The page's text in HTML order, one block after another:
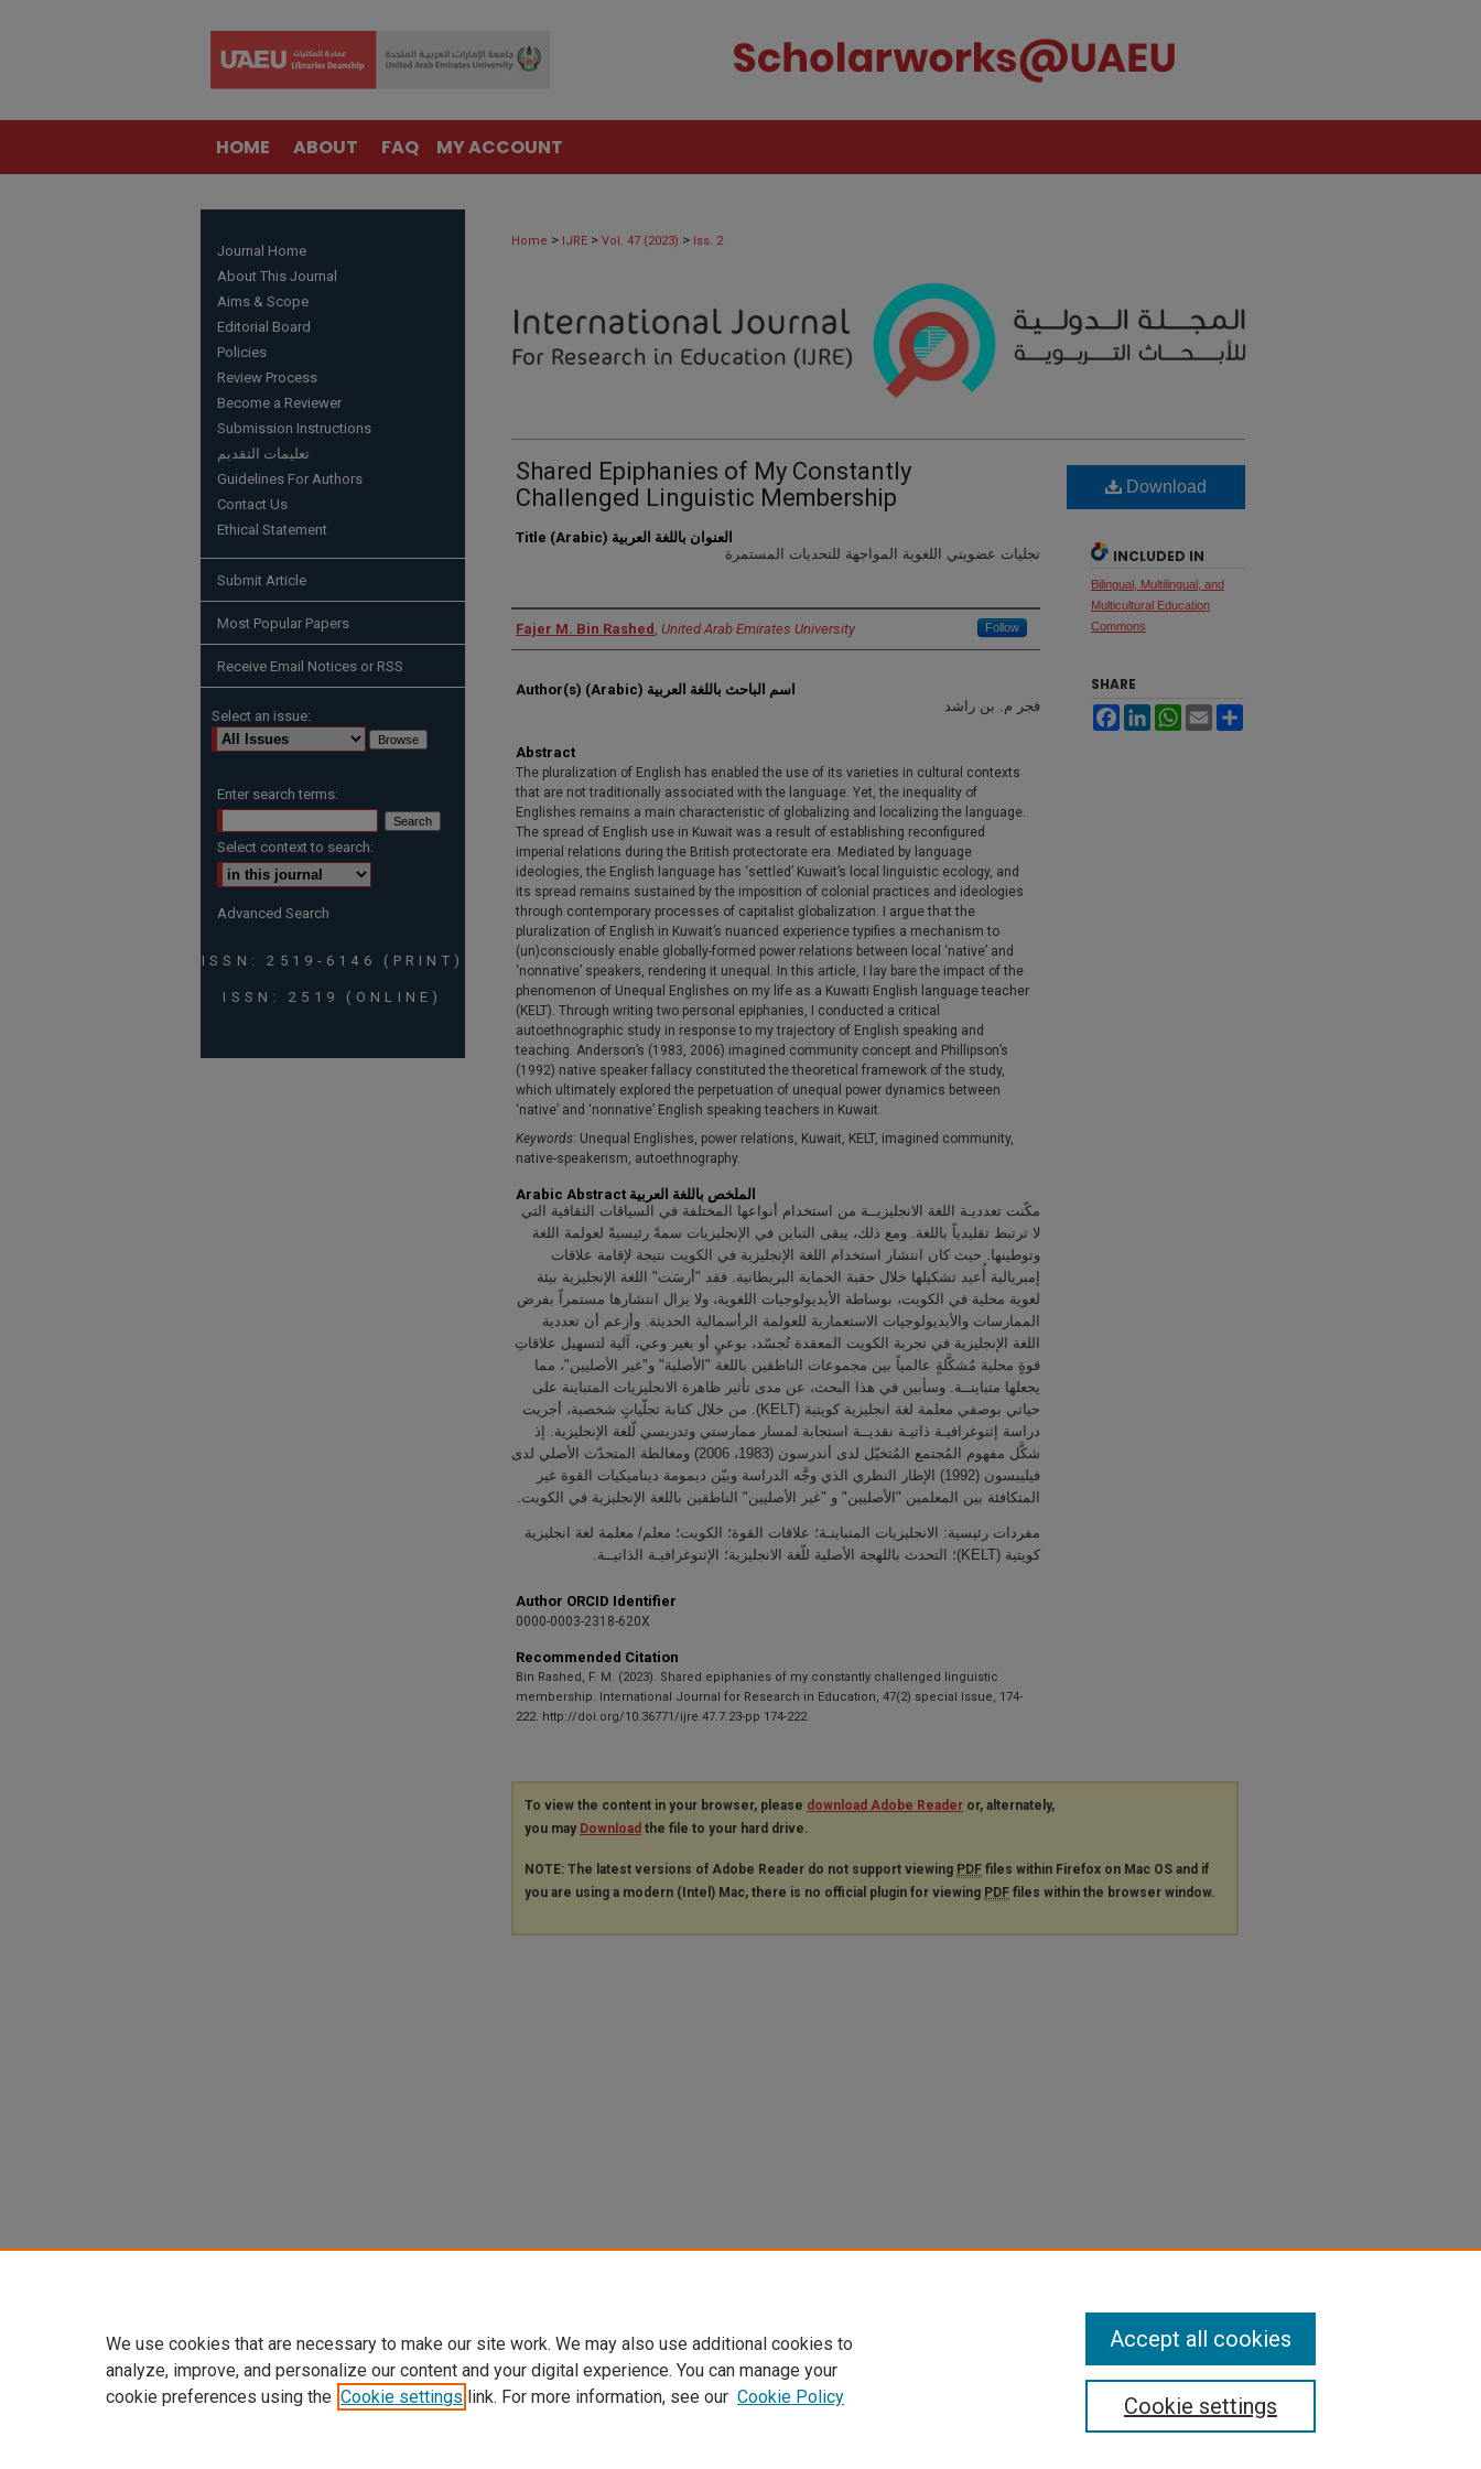
HOME ABOUT FAQ MY ACCOUNT
Home > IJRE > Vol. 47 (2023) > Iss. 2
Shared Epiphanies of My Constantly
Challenged Linguistic Membership
Title (Arabic) العنوان باللغة العربية
تجليات عضويتي اللغوية المواجهة للتحديات المستمرة
Authors
Fajer M. Bin Rashed , United Arab Emirates University Follow
Author(s) (Arabic) اسم الباحث باللغة العربية
فجر م. بن راشد
Abstract
The pluralization of English has enabled the use of its varieties in cultural contexts
that are not traditionally associated with the language. Yet, the inequality of
Englishes remains a main characteristic of globalizing and localizing the language.
The spread of English use in Kuwait was a result of establishing reconfigured
imperial relations during the British protectorate era. Mediated by language
ideologies, the English language has ‘settled’ Kuwait’s local linguistic ecology, and
its spread remains sustained by the imposition of colonial practices and ideologies
through contemporary processes of capitalist globalization. I argue that the
pluralization of English in Kuwait’s nuanced experience typifies a mechanism to
(un)consciously enable globally-formed power relations between local ‘native’ and
‘nonnative’ speakers, rendering it unequal. In this article, I lay bare the impact of the
phenomenon of Unequal Englishes on my life as a Kuwaiti English language teacher
(KELT). Through writing two personal epiphanies, I conducted a critical
autoethnographic study in response to my trajectory of English speaking and
teaching. Anderson’s (1983, 2006) imagined community concept and Phillipson’s
(1992) native speaker fallacy constituted the theoretical framework of the study,
which ultimately explored the perpetuation of unequal power dynamics between
‘native’ and ‘nonnative’ English speaking teachers in Kuwait.
Keywords: Unequal Englishes, power relations, Kuwait, KELT, imagined community,
native-speakerism, autoethnography.
Arabic Abstract الملخص باللغة العربية
مكّنت تعدديـة اللغة الانجليزيــة من استخدام أنواعها المختلفة في السياقات الثقافية التي
لا ترتبط تقليدياً باللغة. ومع ذلك، يبقى التباين في الإنجليزيات سمةً رئيسيةً لعولمة اللغة
وتوطينها. حيث كان انتشار استخدام اللغة الإنجليزية في الكويت نتيجة لإقامة علاقات
إمبريالية أُعيد تشكيلها خلال حقبة الحماية البريطانية. فقد "أرسَت" اللغة الإنجليزية بيئة
لغوية محلية في الكويت، بوساطة الأيديولوجيات اللغوية، ولا يزال انتشارها مستمراً بفرض
الممارسات والأيديولوجيات الاستعمارية للعولمة الرأسمالية الحديثة. وأزعم أن تعددية
اللغة الإنجليزية في تجربة الكويت المعقدة تُجسّد، بوعيٍ أو بغير وعي، آلية لتسهيل علاقاتِ
قوةٍ محلية مُشكَّلةٍ عالمياً بين مجموعات الناطقين باللغة "الأصلية" و"غير الأصليين"، مما
يجعلها متباينــة. وسأبين في هذا البحث، عن مدى تأثير ظاهرة الانجليزيات المتباينة على
حياتي بوصفي معلمة لغة انجليزية كويتية (KELT). من خلال كتابة تجلّياتٍ شخصية، أجريت
دراسة إثنوغرافيـة ذاتيـة نقديــة استجابة لمسار ممارستي وتدريسي لّلغة الإنجليزية. إذ
شكَّل مفهوم المُجتمع المُتخيّل لدى أندرسون (1983، 2006) ومغالطة المتحدّث الأصلي لدى
فيليبسون (1992) الإطار النظري الذي وجَّه الدراسة وبيّن ديمومة ديناميكيات القوة غير
المتكافئة بين المعلمين "الأصليين" و "غير الأصليين" الناطقين باللغة الإنجليزية في الكويت.
مفردات رئيسية: الانجليزيات المتباينـة؛ علاقات القوة؛ الكويت؛ معلم/ معلمة لغة انجليزية
كويتية (KELT)؛ التحدث باللهجة الأصلية للّغة الانجليزية؛ الإثنوغرافيـة الذاتيــة.
Author ORCID Identifier
0000-0003-2318-620X
Recommended Citation
Bin Rashed, F. M. (2023). Shared epiphanies of my constantly challenged linguistic
membership. International Journal for Research in Education, 47(2) special Issue, 174-
222. http://doi.org/10.36771/ijre.47.7.23-pp 174-222
Download
INCLUDED IN
Bilingual, Multilingual, and
Multicultural Education
Commons
SHARE
FacebookLinkedInWhatsApp
Email
To view the content in your browser, please download Adobe Reader or, alternately,
you may Download the file to your hard drive.
NOTE: The latest versions of Adobe Reader do not support viewing PDF files within Firefox on Mac OS and if
you are using a modern (Intel) Mac, there is no official plugin for viewing PDF files within the browser window.
Journal Home
About This Journal
Aims & Scope
Editorial Board
Policies
Review Process
Become a Reviewer
Submission Instructions
تعليمات التقديم
Guidelines For Authors
Contact Us
Ethical Statement
Submit Article
Most Popular Papers
Receive Email Notices or RSS
Select an issue:
Enter search terms:
Select context to search:
Advanced Search
ISSN: 2519-6146 (PRINT)
ISSN: 2519 (ONLINE)
We use cookies that are necessary to make our site work. We may also use additional cookies to
analyze, improve, and personalize our content and your digital experience. You can manage your
cookie preferences using the Cookie settings link. For more information, see our Cookie Policy Cookie settings
Accept all cookies